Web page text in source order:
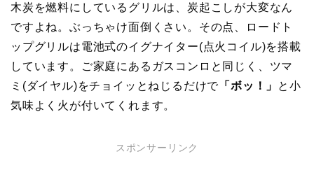
木炭を燃料にしているグリルは、炭起こしが大変なん
ですよね。ぶっちゃけ面倒くさい。その点、ロードト
ップグリルは電池式のイグナイター(点火コイル)を搭載
しています。ご家庭にあるガスコンロと同じく、ツマ
ミ(ダイヤル)をチョイッとねじるだけで 「ボッ！」
と小
気味よく火が付いてくれます。
スポンサーリンク